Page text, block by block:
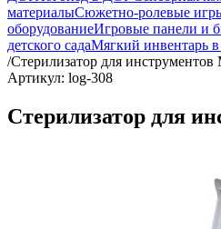
материалыСюжетно-ролевые
оборудованиеИгровые панели и
детского садаМягкий инвентарь в
/Стерилизатор для
Артикул: log-308
Стерилизатор для